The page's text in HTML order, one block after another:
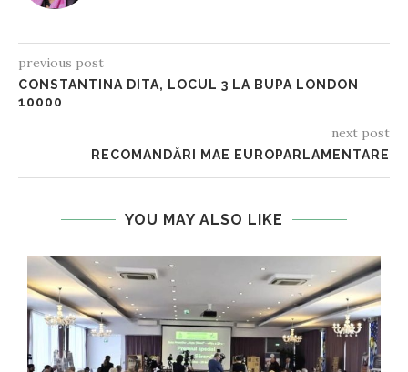
previous post
CONSTANTINA DITA, LOCUL 3 LA BUPA LONDON
10000
next post
RECOMANDĂRI MAE EUROPARLAMENTARE
YOU MAY ALSO LIKE